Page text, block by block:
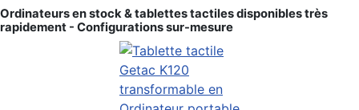
Ordinateurs en stock & tablettes tactiles disponibles très
rapidement - Configurations sur-mesure